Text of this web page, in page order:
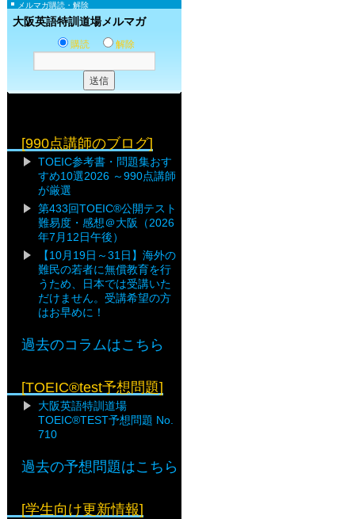
メルマガ購読・解除
大阪英語特訓道場メルマガ
購読 解除
[990点講師のブログ]
TOEIC参考書・問題集おす
すめ10選2026 ～990点講師
が厳選
第433回TOEIC®公開テスト
難易度・感想＠大阪（2026
年7月12日午後）
【10月19日～31日】海外の
難民の若者に無償教育を行
うため、日本では受講いた
だけません。受講希望の方
はお早めに！
過去のコラムはこちら
[TOEIC®test予想問題]
大阪英語特訓道場
TOEIC®TEST予想問題 No.
710
過去の予想問題はこちら
[学生向け更新情報]